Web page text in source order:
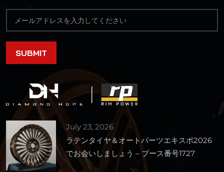
July 23, 2026
ラテンタイヤ＆オートパーツエキスポ2026
でお会いしましょう – ブース番号1727